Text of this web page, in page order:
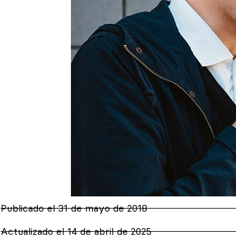
Publicado el 31 de mayo de 2018
Actualizado el 14 de abril de 2025